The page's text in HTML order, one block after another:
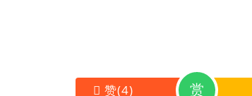
赞(4) 赏